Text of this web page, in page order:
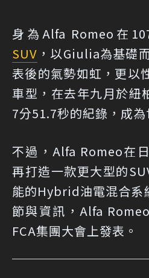
身為Alfa Romeo在
SUV ，以Giulia為基礎
表後的氣勢如虹，更以
車型，在去年九月於紐
7分51.7秒的紀錄，成為
不過，Alfa Romeo在
再打造一款更大型的
能的Hybrid油電混合系
節與資訊，Alfa
FCA集團大會上發表。